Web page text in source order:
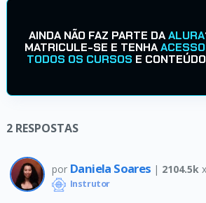
AINDA NÃO FAZ PARTE DAALURA
MATRICULE-SE E TENHA
TODOS OS CURSOS E
2 RESPOSTAS
por Daniela Soares | 2104.5k
Instrutor